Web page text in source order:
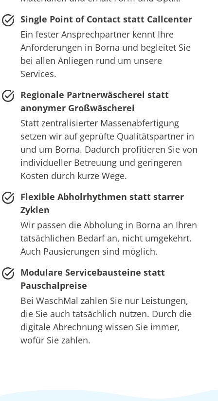
Single Point of Contact statt Callcenter
Ein fester Ansprechpartner kennt Ihre
Anforderungen in Borna und begleitet Sie
bei allen Anliegen rund um unsere
Services.
Regionale Partnerwäscherei statt
anonymer Großwäscherei
Statt zentralisierter Massenabfertigung
setzen wir auf geprüfte Qualitätspartner in
und um Borna. Dadurch profitieren Sie von
individueller Betreuung und geringeren
Kosten durch kurze Wege.
Flexible Abholrhythmen statt starrer
Zyklen
Wir passen die Abholung in Borna an Ihren
tatsächlichen Bedarf an, nicht umgekehrt.
Auch Pausierungen sind möglich.
Modulare Servicebausteine statt
Pauschalpreise
Bei WaschMal zahlen Sie nur Leistungen,
die Sie auch tatsächlich nutzen. Durch die
digitale Abrechnung wissen Sie immer,
wofür Sie zahlen.